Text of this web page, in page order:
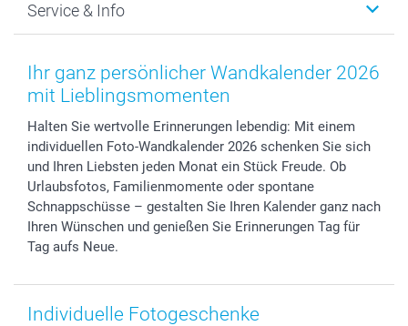
Fotoabzüge, Fotos als Buch & Poster
Zubehör & Material
Foto-Kalender & Agenden
Geschenk-Gutscheine (PDF)
Datenschutz
AGB
Impressum
Partnerprogramme
Investor Relations
B2B smartbusiness
Widerrufsrecht
Neujahr
Muttertag
Vatertag
Hochzeit
Geburtstag
Geburt
Zu allen Anlässen
Service & Info
Preise und Versandkosten
Lieferfristen
Zahlungsmöglichkeiten
Anmelden /Registrieren
Sitemap
Status der Bestellung
smartfriends
smartgarantie
Ihr ganz persönlicher Wandkalender 2026
mit Lieblingsmomenten
Halten Sie wertvolle Erinnerungen lebendig: Mit einem
individuellen Foto-Wandkalender 2026 schenken Sie sich
und Ihren Liebsten jeden Monat ein Stück Freude. Ob
Urlaubsfotos, Familienmomente oder spontane
Schnappschüsse – gestalten Sie Ihren Kalender ganz nach
Ihren Wünschen und genießen Sie Erinnerungen Tag für
Tag aufs Neue.
Individuelle Fotogeschenke